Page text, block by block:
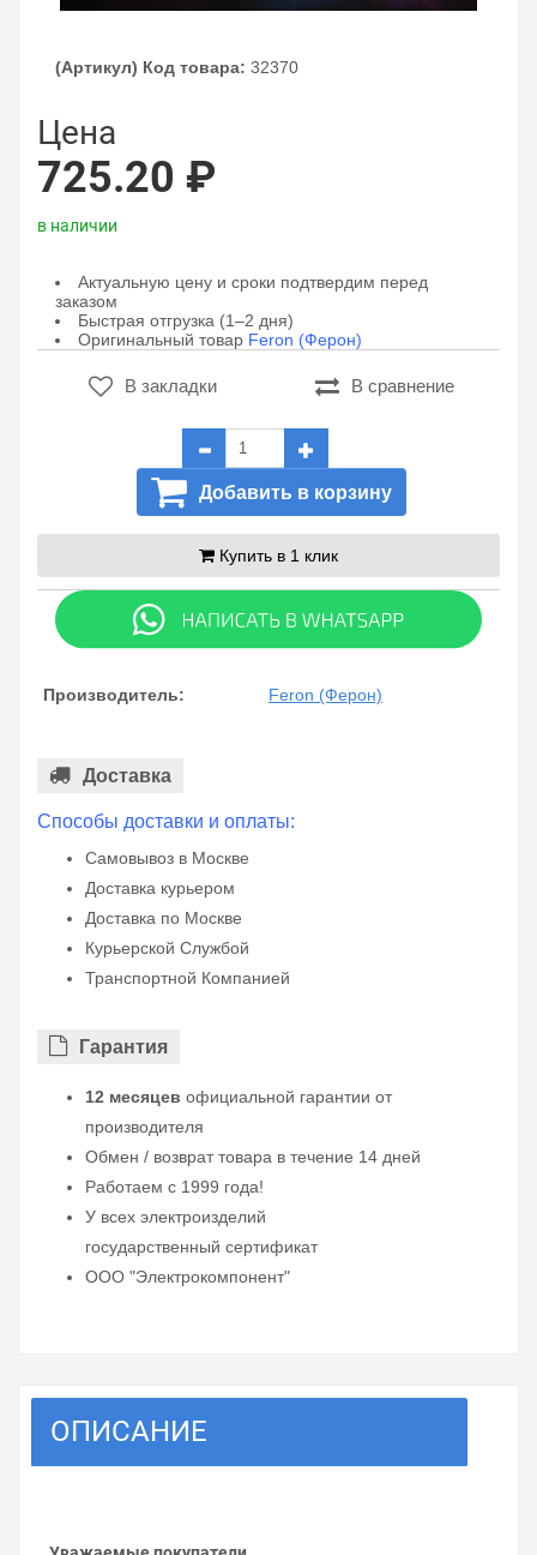
(Артикул) Код товара: 32370
Цена
725.20 ₽
в наличии
Актуальную цену и сроки подтвердим перед
заказом
Быстрая отгрузка (1–2 дня)
Оригинальный товар Feron (Ферон)
В закладки В сравнение
Добавить в корзину
Купить в 1 клик
Производитель: Feron (Ферон)
Доставка
Способы доставки и оплаты:
Самовывоз в Москве
Доставка курьером
Доставка по Москве
Курьерской Службой
Транспортной Компанией
Гарантия
12 месяцев официальной гарантии от
производителя
Обмен / возврат товара в течение 14 дней
Работаем с 1999 года!
У всех электроизделий
государственный сертификат
ООО "Электрокомпонент"
ОПИСАНИЕ